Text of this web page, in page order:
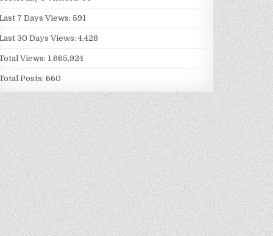
7 Days Views:591
30 Days Views:4,428
Views: 1,665,924
Posts:660